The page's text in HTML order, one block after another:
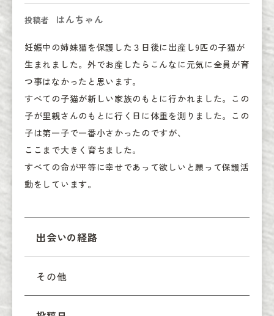
投稿者 はんちゃん
妊娠中の姉妹猫を保護した３日後に出産し9匹の子猫が
生まれました。外でお産したらこんなに元気に全員が育
つ事はなかったと思います。
すべての子猫が新しい家族のもとに行かれました。この
子が里親さんのもとに行く日に体重を測りました。この
子は第一子で一番小さかったのですが、
ここまで大きく育ちました。
すべての命が平等に幸せであって欲しいと願って保護活
動をしています。
出会いの経路
その他